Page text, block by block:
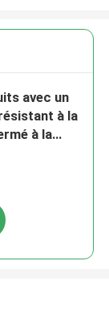
avec un
à la
à la